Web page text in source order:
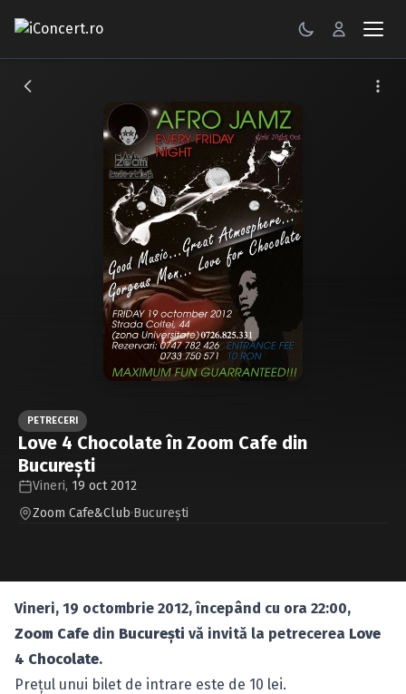
CONCERTE
Caută în site...
PETRECERI
Love 4 Chocolate în Zoom Cafe din
Bucureşti
Vineri, 19 oct 2012
Zoom Cafe&Club·Bucureşti
Vineri, 19 octombrie 2012, începând cu ora 22:00,
Zoom Cafe din Bucureşti vă invită la petrecerea Love
4 Chocolate.
Preţul unui bilet de intrare este de 10 lei.